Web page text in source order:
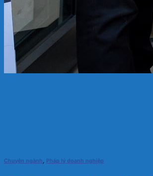
Chuyên ngành, Pháp lý doanh nghiệp